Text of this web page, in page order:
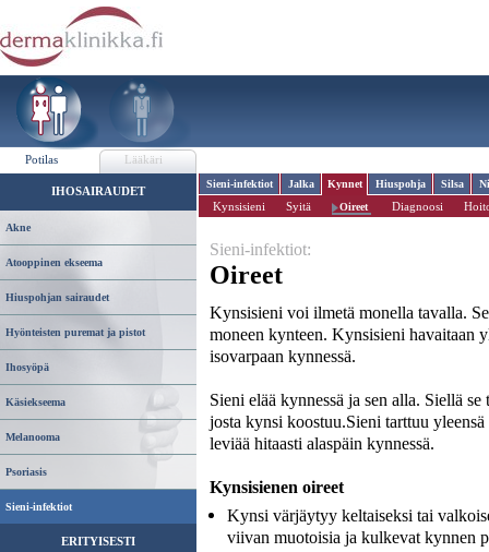
Potilas Lääkäri
IHOSAIRAUDET
Akne
Atooppinen ekseema
Hiuspohjan sairaudet
Hyönteisten puremat ja pistot
Ihosyöpä
Käsiekseema
Melanooma
Psoriasis
Sieni-infektiot
ERITYISESTI
Sieni-infektiot Jalka Kynnet Hiuspohja Silsa
Kynsisieni Syitä Oireet Diagnoosi
Sieni-infektiot:
Oireet
Kynsisieni voi ilmetä monella tavalla.
moneen kynteen. Kynsisieni havaitaan
isovarpaan kynnessä.
Sieni elää kynnessä ja sen alla. Siellä
josta kynsi koostuu.Sieni tarttuu
leviää hitaasti alaspäin kynnessä.
Kynsisienen oireet
Kynsi värjäytyy keltaiseksi tai
viivan muotoisia ja kulkevat kynnen